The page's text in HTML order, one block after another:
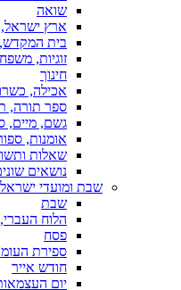
שואה
ארץ ישראל,
בית המקדש,
זוגיות,
חינוך
אכילה,
ספר תורה,
גשם, מיים,
אומנות,
שאלות
נושאים
שבת ומועדי ישראל
שבת
הלוח
פסח
ספירת
חודש אייר
יום